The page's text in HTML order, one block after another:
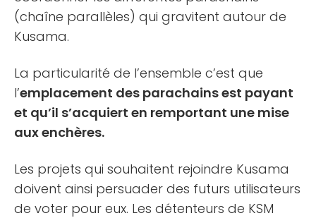
(chaîne parallèles) qui gravitent autour de
Kusama.
La particularité de l’ensemble c’est que
l’emplacement des parachains est payant
et qu’il s’acquiert en remportant une mise
aux enchères.
Les projets qui souhaitent rejoindre Kusama
doivent ainsi persuader des futurs utilisateurs
de voter pour eux. Les détenteurs de KSM